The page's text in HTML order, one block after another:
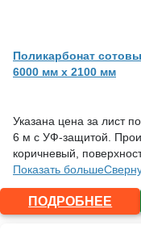
Поликарбонат
6000 мм x 2100 мм
Указана цена за лист
6 м с УФ-защитой.
коричневый,
Показать больше
ПОДРОБНЕЕ